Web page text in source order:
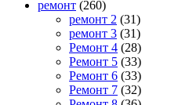
ремонт (260)
ремонт 2 (31)
ремонт 3 (31)
Ремонт 4 (28)
Ремонт 5 (33)
Ремонт 6 (33)
Ремонт 7 (32)